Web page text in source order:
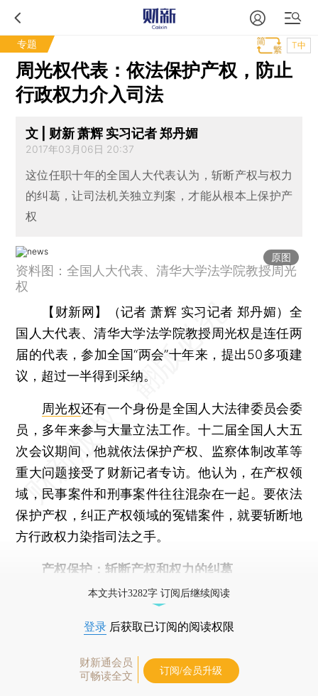
专题 T中
周光权代表：依法保护产权，防止
行政权力介入司法
文 | 财新 萧辉 实习记者 郑丹媚
2017年03月06日 20:37
这位任职十年的全国人大代表认为，斩断产权与权力
的纠葛，让司法机关独立判案，才能从根本上保护产
权
原图
资料图：全国人大代表、清华大学法学院教授周光
权
【财新网】（记者 萧辉 实习记者 郑丹媚） 全
国人大代表、清华大学法学院教授周光权是连任两
届的代表，参加全国“两会”十年来，提出50多项建
议，超过一半得到采纳。
周光权还有一个身份是全国人大法律委员会委
员，多年来参与大量立法工作。十二届全国人大五
次会议期间，他就依法保护产权、监察体制改革等
重大问题接受了财新记者专访。他认为，在产权领
域，民事案件和刑事案件往往混杂在一起。要依法
保护产权，纠正产权领域的冤错案件，就要斩断地
方行政权力染指司法之手。
产权保护：斩断产权和权力的纠葛
本文共计3282字 订阅后继续阅读
登录 后获取已订阅的阅读权限
财新通会员
可畅读全文
订阅/会员升级